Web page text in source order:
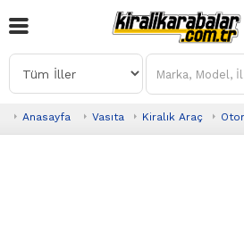
Anasayfa Vasıta Kiralık Araç